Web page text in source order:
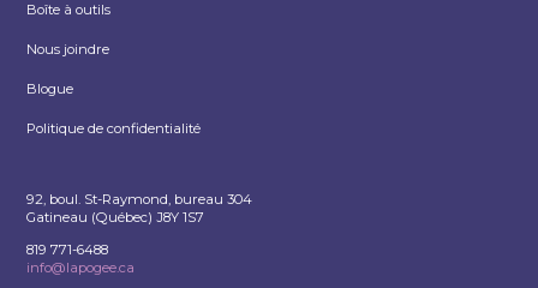
Boîte à outils
Nous joindre
Blogue
Politique de confidentialité
92, boul. St-Raymond, bureau 304
Gatineau (Québec) J8Y 1S7
819 771-6488
info@lapogee.ca